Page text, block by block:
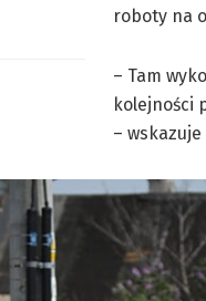
roboty na
– Tam
kolejności
–